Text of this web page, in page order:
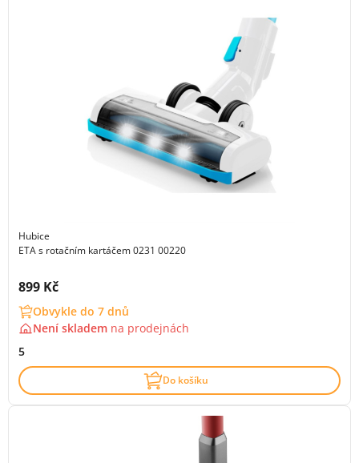
Hubice
ETA s rotačním kartáčem 0231 00220
Cena s DPH:
899 Kč
Obvykle do 7 dnů
Není skladem na prodejnách
5
Do košíku